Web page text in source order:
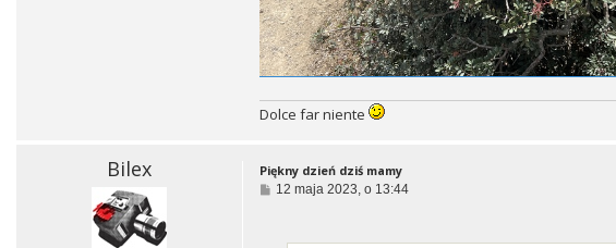
Dolce far niente
Bilex Piękny dzień dziś mamy
P12 maja 2023, o 13:44